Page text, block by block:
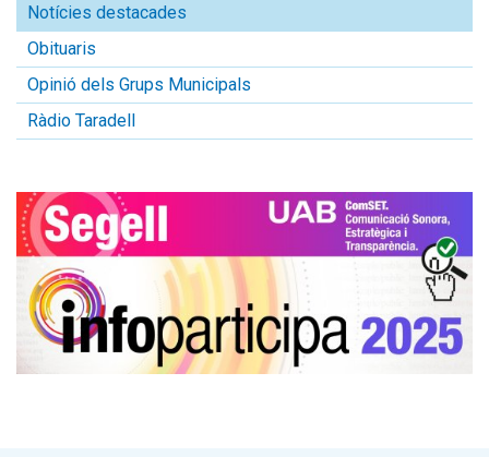
Notícies destacades
Obituaris
Opinió dels Grups Municipals
Ràdio Taradell